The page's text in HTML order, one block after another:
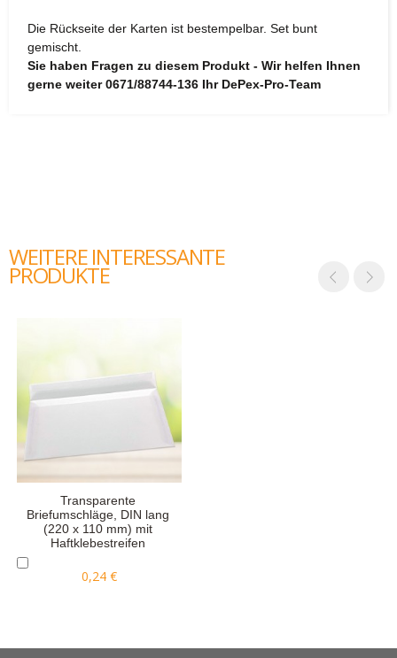
Die Rückseite der Karten ist bestempelbar. Set bunt
gemischt.
Sie haben Fragen zu diesem Produkt - Wir helfen Ihnen
gerne weiter 0671/88744-136 Ihr DePex-Pro-Team
WEITERE INTERESSANTE
PRODUKTE
Transparente
Briefumschläge, DIN lang
(220 x 110 mm) mit
Haftklebestreifen
0,24 €